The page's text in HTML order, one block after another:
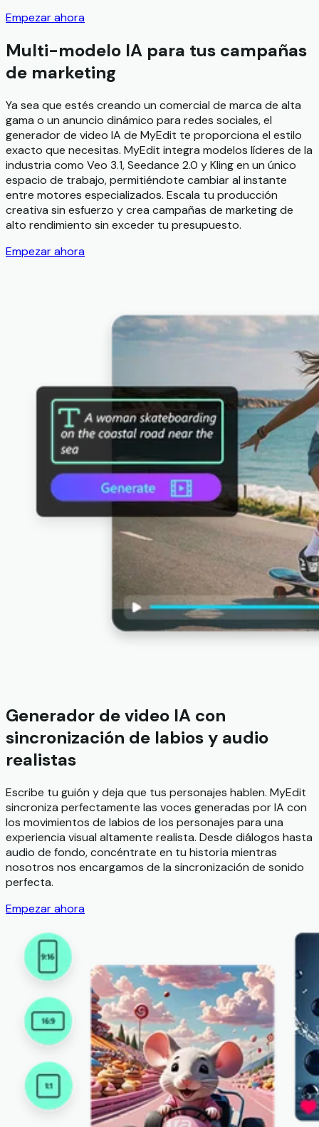
Empezar ahora
Multi-modelo IA para tus campañas
de marketing
Ya sea que estés creando un comercial de marca de alta
gama o un anuncio dinámico para redes sociales, el
generador de video IA de MyEdit te proporciona el estilo
exacto que necesitas. MyEdit integra modelos líderes de la
industria como Veo 3.1, Seedance 2.0 y Kling en un único
espacio de trabajo, permitiéndote cambiar al instante
entre motores especializados. Escala tu producción
creativa sin esfuerzo y crea campañas de marketing de
alto rendimiento sin exceder tu presupuesto.
Empezar ahora
Generador de video IA con
sincronización de labios y audio
realistas
Escribe tu guión y deja que tus personajes hablen. MyEdit
sincroniza perfectamente las voces generadas por IA con
los movimientos de labios de los personajes para una
experiencia visual altamente realista. Desde diálogos hasta
audio de fondo, concéntrate en tu historia mientras
nosotros nos encargamos de la sincronización de sonido
perfecta.
Empezar ahora